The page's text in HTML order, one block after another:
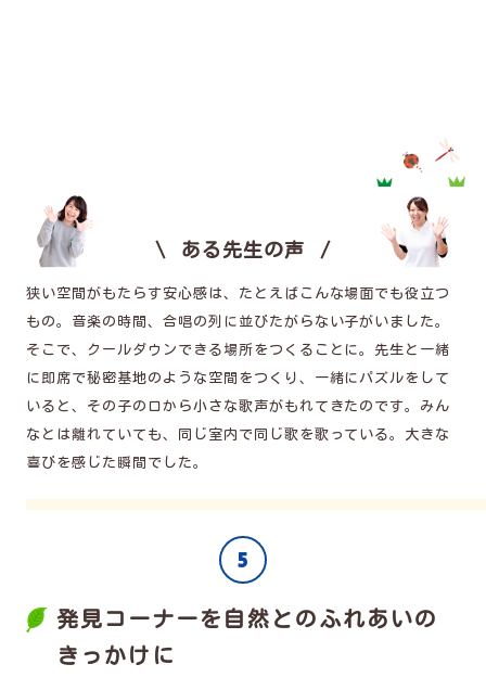
ある先生の声
狭い空間がもたらす安心感は、たとえばこんな場面でも役立つ
もの。音楽の時間、合唱の列に並びたがらない子がいました。
そこで、クールダウンできる場所をつくることに。先生と一緒
に即席で秘密基地のような空間をつくり、一緒にパズルをして
いると、その子の口から小さな歌声がもれてきたのです。みん
なとは離れていても、同じ室内で同じ歌を歌っている。大きな
喜びを感じた瞬間でした。
発見コーナーを自然とのふれあいの
きっかけに